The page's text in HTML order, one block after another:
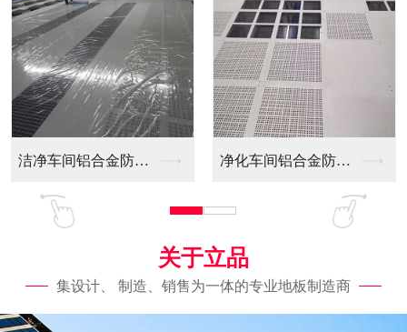
全铝防静电地板
关于立品
集设计、 制造、销售为一体的专业地板制造商